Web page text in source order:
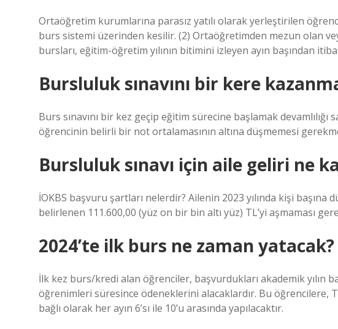
Ortaöğretim kurumlarına parasız yatılı olarak yerleştirilen
burs sistemi üzerinden kesilir. (2) Ortaöğretimden mezun olan
bursları, eğitim-öğretim yılının bitimini izleyen ayın başından
Bursluluk sınavını bir kere
Burs sınavını bir kez geçip eğitim sürecine başlamak devamlılığı
öğrencinin belirli bir not ortalamasının altına düşmemesi
Bursluluk sınavı için aile geliri ne
İOKBS başvuru şartları nelerdir? Ailenin 2023 yılında kişi başına
belirlenen 111.600,00 (yüz on bir bin altı yüz) TL’yi aşmaması
2024’te ilk burs ne zaman yatacak?
İlk kez burs/kredi alan öğrenciler, başvurdukları akademik yılın
öğrenimleri süresince ödeneklerini alacaklardır. Bu öğrencilere,
bağlı olarak her ayın 6’sı ile 10’u arasında yapılacaktır.